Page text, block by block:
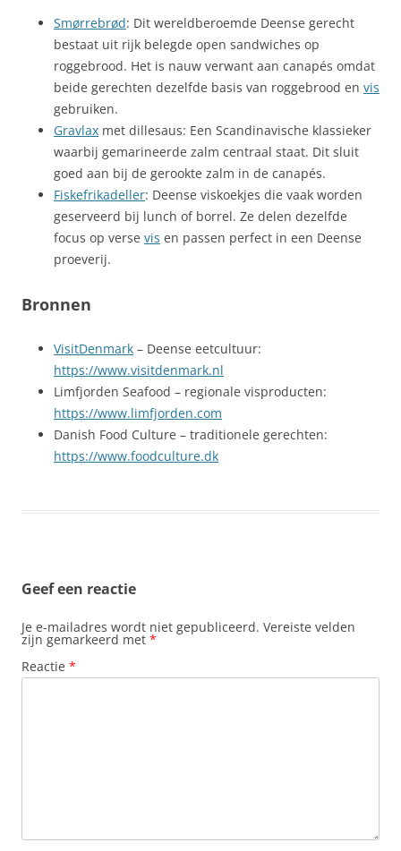
Smørrebrød: Dit wereldberoemde Deense gerecht
bestaat uit rijk belegde open sandwiches op
roggebrood. Het is nauw verwant aan canapés omdat
beide gerechten dezelfde basis van roggebrood en vis
gebruiken.
Gravlax met dillesaus: Een Scandinavische klassieker
waarbij gemarineerde zalm centraal staat. Dit sluit
goed aan bij de gerookte zalm in de canapés.
Fiskefrikadeller: Deense viskoekjes die vaak worden
geserveerd bij lunch of borrel. Ze delen dezelfde
focus op verse vis en passen perfect in een Deense
proeverij.
Bronnen
VisitDenmark – Deense eetcultuur:
https://www.visitdenmark.nl
Limfjorden Seafood – regionale visproducten:
https://www.limfjorden.com
Danish Food Culture – traditionele gerechten:
https://www.foodculture.dk
Geef een reactie
Je e-mailadres wordt niet gepubliceerd. Vereiste velden
zijn gemarkeerd met *
Reactie *